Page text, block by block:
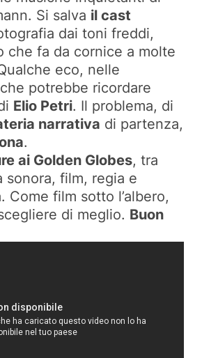
Si salva il cast
dai toni freddi,
che fa da cornice a molte
eco, nelle
potrebbe ricordare
Elio Petri. Il problema, di
narrativa di partenza,
.
ai Golden Globes, tra
sonora, film, regia e
Come film sotto l’albero,
di meglio. Buon